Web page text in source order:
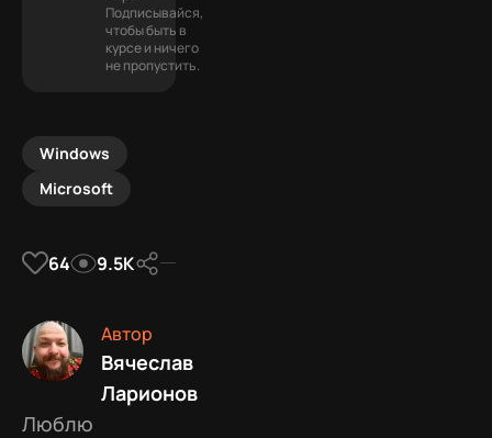
Подписывайся,
чтобы быть в
курсе и ничего
не пропустить.
Windows
Microsoft
64 9.5К
Автор
Вячеслав
Ларионов
Люблю